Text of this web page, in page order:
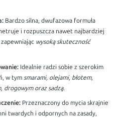
Bardzo silna, dwufazowa formuła
i rozpuszcza nawet najbardziej
wysoką skuteczność
Idealnie radzi sobie z szerokim
w tymsmarami, olejami, błotem,
drogowym oraz sadzą.
Przeznaczony do mycia skrajnie
twardych i odpornych na zasady,